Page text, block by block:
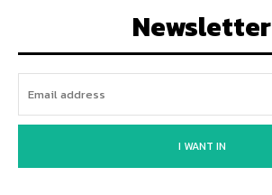
Newsletter
I WANT IN